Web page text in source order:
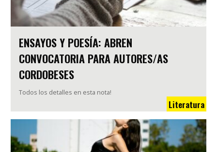
ENSAYOS Y POESÍA: ABREN
CONVOCATORIA PARA AUTORES/AS
CORDOBESES
Todos los detalles en esta nota!
Literatura